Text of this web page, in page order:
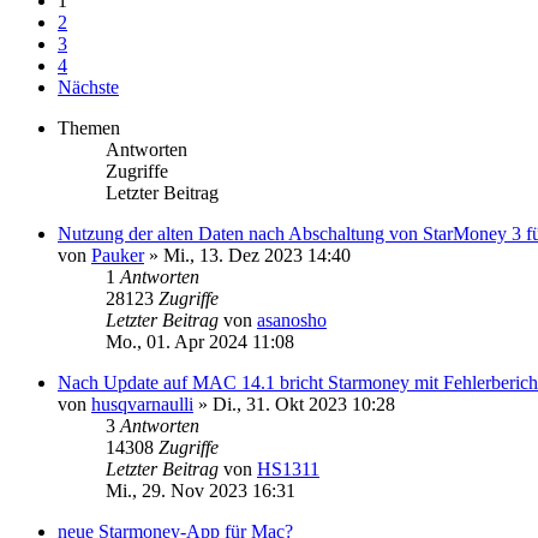
2
3
4
Nächste
Themen
Antworten
Zugriffe
Letzter Beitrag
Nutzung der alten Daten nach Abschaltung von StarMoney 3
von Pauker» Mi., 13. Dez 2023 14:40
1 Antworten
28123 Zugriffe
Letzter Beitrag von asanosho
Mo., 01. Apr 2024 11:08
Nach Update auf MAC 14.1 bricht Starmoney mit
von husqvarnaulli » Di., 31. Okt 2023 10:28
3 Antworten
14308 Zugriffe
Letzter Beitrag von HS1311
Mi., 29. Nov 2023 16:31
neue Starmoney-App für Mac?